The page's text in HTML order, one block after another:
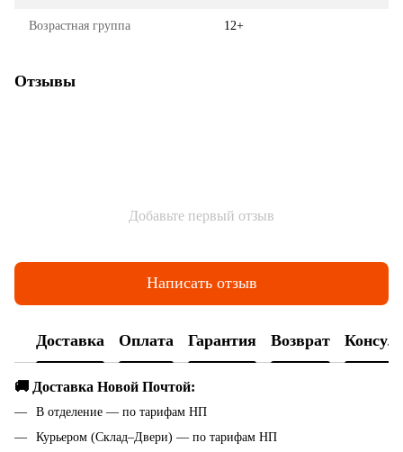
Возрастная группа 12+
Отзывы
Добавьте первый отзыв
Написать отзыв
Доставка Оплата Гарантия Возврат
🚚 Доставка Новой Почтой:
В отделение — по тарифам НП
Курьером (Склад–Двери) — по тарифам НП